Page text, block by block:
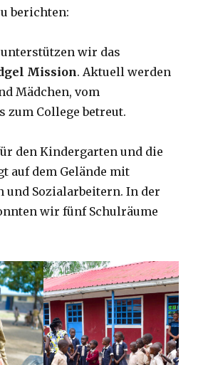
berichten:
unterstützen wir das
Mission. Aktuell werden
Mädchen, vom
zum College betreut.
den Kindergarten und die
auf dem Gelände mit
und Sozialarbeitern. In der
wir fünf Schulräume